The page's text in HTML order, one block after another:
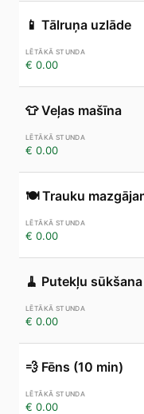
📱 Tālruņa uzlāde
€ 0.00
👕 Veļas mašīna
€ 0.00
🍽️ Trauku
€ 0.00
🧹 Putekļu
€ 0.00
💨 Fēns (10 min)
€ 0.00